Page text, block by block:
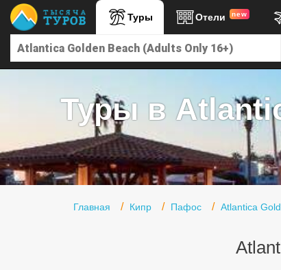
Туры Отели new
Туры в
Главная Кипр Пафос Atlantica
Главная
Туры в Египет
Туры в ОАЭ
Офис г. Москва